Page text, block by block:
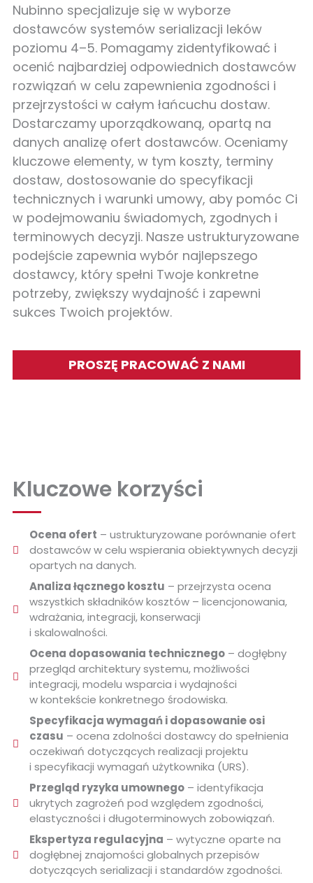
Nubinno specjalizuje się w wyborze
dostawców systemów serializacji leków
poziomu 4–5. Pomagamy zidentyfikować i
ocenić najbardziej odpowiednich dostawców
rozwiązań w celu zapewnienia zgodności i
przejrzystości w całym łańcuchu dostaw.
Dostarczamy uporządkowaną, opartą na
danych analizę ofert dostawców. Oceniamy
kluczowe elementy, w tym koszty, terminy
dostaw, dostosowanie do specyfikacji
technicznych i warunki umowy, aby pomóc Ci
w podejmowaniu świadomych, zgodnych i
terminowych decyzji. Nasze ustrukturyzowane
podejście zapewnia wybór najlepszego
dostawcy, który spełni Twoje konkretne
potrzeby, zwiększy wydajność i zapewni
sukces Twoich projektów.
PROSZĘ PRACOWAĆ Z NAMI
Kluczowe korzyści
Ocena ofert – ustrukturyzowane porównanie ofert
dostawców w celu wspierania obiektywnych decyzji
opartych na danych.
Analiza łącznego kosztu – przejrzysta ocena
wszystkich składników kosztów – licencjonowania,
wdrażania, integracji, konserwacji
i skalowalności.
Ocena dopasowania technicznego– dogłębny
przegląd architektury systemu, możliwości
integracji, modelu wsparcia i wydajności
w kontekście konkretnego środowiska.
Specyfikacja wymagań i dopasowanie osi
czasu – ocena zdolności dostawcy do spełnienia
oczekiwań dotyczących realizacji projektu
i specyfikacji wymagań użytkownika (URS).
Przegląd ryzyka umownego– identyfikacja
ukrytych zagrożeń pod względem zgodności,
elastyczności i długoterminowych zobowiązań.
Ekspertyza regulacyjna – wytyczne oparte na
dogłębnej znajomości globalnych przepisów
dotyczących serializacji i standardów zgodności.